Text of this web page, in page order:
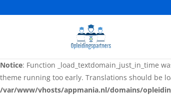
Notice: Function _load_textdomain_just_in_time
the plugin or theme running too early.
/var/www/vhosts/appmania.nl/domains/
Notice: Function _load_textdomain_just_in_time
theme running too early. Translations should be
/var/www/vhosts/appmania.nl/domains/